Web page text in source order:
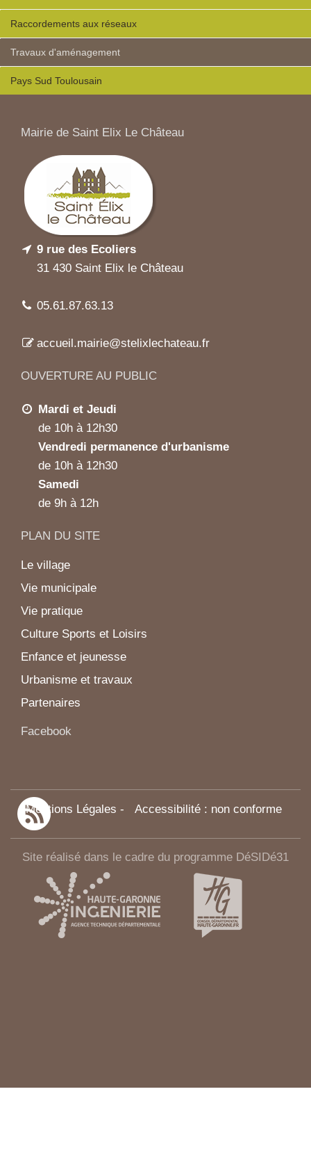
Raccordements aux réseaux
Travaux d'aménagement
Pays Sud Toulousain
Mairie de Saint Elix Le Château
9 rue des Ecoliers
31 430 Saint Elix le Château
05.61.87.63.13
accueil.mairie@stelixlechateau.fr
OUVERTURE AU PUBLIC
Mardi et Jeudi
de 10h à 12h30
Vendredi permanence d'urbanisme
de 10h à 12h30
Samedi
de 9h à 12h
PLAN DU SITE
Le village
Vie municipale
Vie pratique
Culture Sports et Loisirs
Enfance et jeunesse
Urbanisme et travaux
Partenaires
Facebook
Mentions Légales - Accessibilité : non conforme
Site réalisé dans le cadre du programme DéSIDé31